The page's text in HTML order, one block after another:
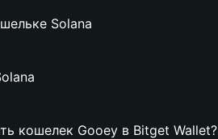
Solana
кошелек Gooey в Bitget Wallet?